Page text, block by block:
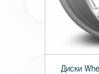
Диски